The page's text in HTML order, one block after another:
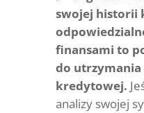
swojej historii
finansami to
do
kredytowej.
analizy swojej